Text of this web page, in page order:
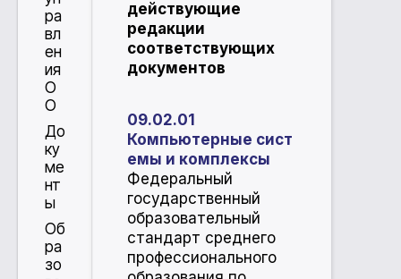
ра
вл
ен
ия
О
О
До
ку
ме
нт
ы
Об
ра
зо
действующие
редакции
соответствующих
документов
09.02.01
Компьютерные сист
емы и комплексы
​Федеральный
государственный
образовательный
стандарт среднего
профессионального